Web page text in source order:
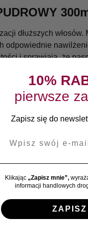
dłuższych
i sprawiają, że
i wymodeluj.
10%
pierwsze
Zapisz się do
Klikając „Zapisz mnie”,
informacji handlowych
ZAPISZ